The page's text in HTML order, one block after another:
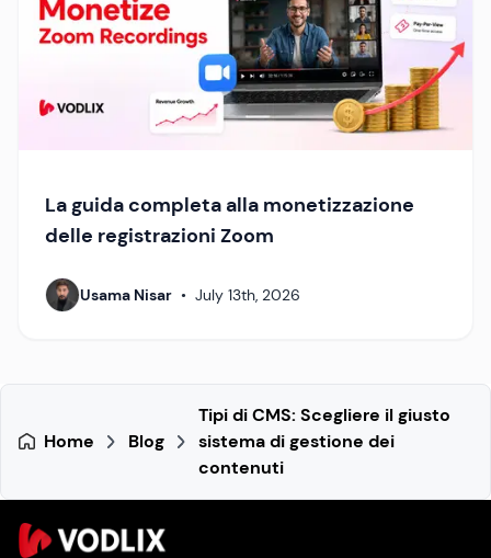
La guida completa alla monetizzazione
delle registrazioni Zoom
Usama Nisar • July 13th, 2026
Home Blog
Tipi di CMS: Scegliere il giusto
sistema di gestione dei
contenuti